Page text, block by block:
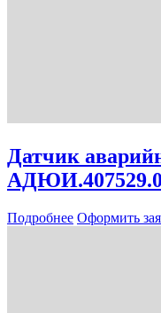
Датчик
Подробнее Оформить